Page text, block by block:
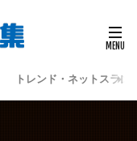
トレンド・ネットスラン
江戸時代